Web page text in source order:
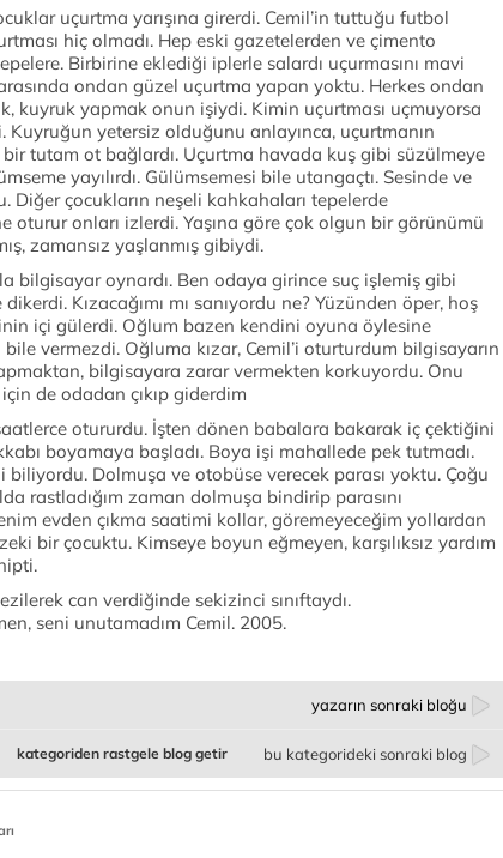
uçurtma yarışına girerdi. Cemil’in tuttuğu futbol
hiç olmadı. Hep eski gazetelerden ve çimento
Birbirine eklediği iplerle salardı uçurmasını mavi
ondan güzel uçurtma yapan yoktu. Herkes ondan
kuyruk yapmak onun işiydi. Kimin uçurtması uçmuyorsa
Kuyruğun yetersiz olduğunu anlayınca, uçurtmanın
tutam ot bağlardı. Uçurtma havada kuş gibi süzülmeye
yayılırdı. Gülümsemesi bile utangaçtı. Sesinde ve
çocukların neşeli kahkahaları tepelerde
oturur onları izlerdi. Yaşına göre çok olgun bir görünümü
zamansız yaşlanmış gibiydi.
bilgisayar oynardı. Ben odaya girince suç işlemiş gibi
Kızacağımı mı sanıyordu ne? Yüzünden öper, hoş
içi gülerdi. Oğlum bazen kendini oyuna öylesine
bile vermezdi. Oğluma kızar, Cemil’i oturturdum bilgisayarın
bilgisayara zarar vermekten korkuyordu. Onu
de odadan çıkıp giderdim
otururdu. İşten dönen babalara bakarak iç çektiğini
boyamaya başladı. Boya işi mahallede pek tutmadı.
biliyordu. Dolmuşa ve otobüse verecek parası yoktu. Çoğu
rastladığım zaman dolmuşa bindirip parasını
evden çıkma saatimi kollar, göremeyeceğim yollardan
bir çocuktu. Kimseye boyun eğmeyen, karşılıksız yardım
can verdiğinde sekizinci sınıftaydı.
seni unutamadım Cemil. 2005.
yazarın sonraki bloğu
bu kategorideki sonraki blog
kategoriden rastgele blog getir